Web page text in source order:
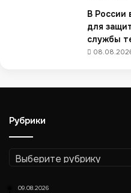
р
з
В России
для
службы
Рубрики
Рубрики
09.08.2026